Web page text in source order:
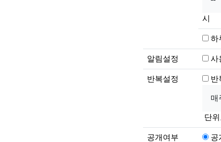
시
하
알림설정 사
반복설정
단
공개여부